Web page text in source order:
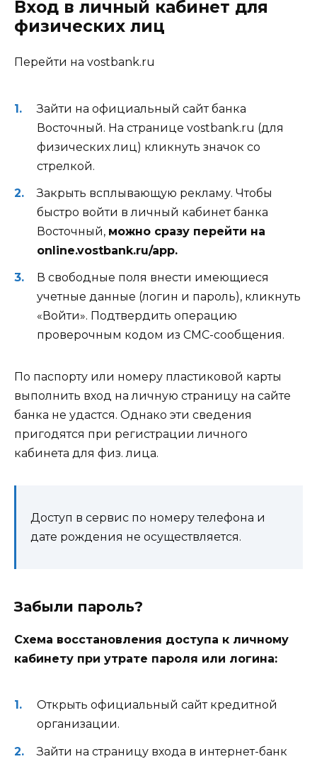
Вход в личный кабинет для
физических лиц
Перейти на vostbank.ru
Зайти на официальный сайт банка
Восточный. На странице vostbank.ru (для
физических лиц) кликнуть значок со
стрелкой.
Закрыть всплывающую рекламу. Чтобы
быстро войти в личный кабинет банка
Восточный, можно сразу перейти на
online.vostbank.ru/app.
В свободные поля внести имеющиеся
учетные данные (логин и пароль), кликнуть
«Войти». Подтвердить операцию
проверочным кодом из СМС-сообщения.
По паспорту или номеру пластиковой карты
выполнить вход на личную страницу на сайте
банка не удастся. Однако эти сведения
пригодятся при регистрации личного
кабинета для физ. лица.
Доступ в сервис по номеру телефона и
дате рождения не осуществляется.
Забыли пароль?
Схема восстановления доступа к личному
кабинету при утрате пароля или логина:
Открыть официальный сайт кредитной
организации.
Зайти на страницу входа в интернет-банк